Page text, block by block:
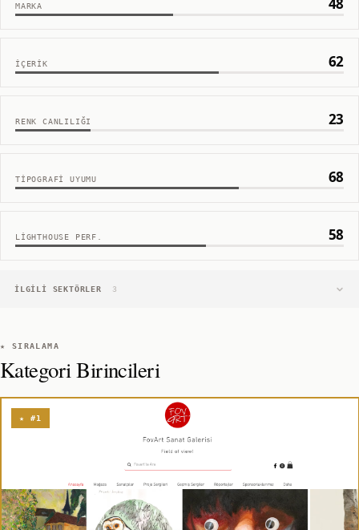
MARKA
İÇERIK 62
RENK CANLILIĞI 23
TIPOGRAFI UYUMU 68
LIGHTHOUSE PERF. 58
İLGILI SEKTÖRLER 3
★ SIRALAMA
Kategori Birincileri
★ #1